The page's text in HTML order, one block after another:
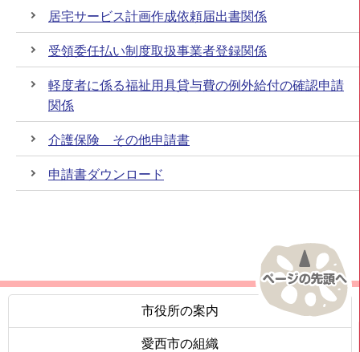
居宅サービス計画作成依頼届出書関係
受領委任払い制度取扱事業者登録関係
軽度者に係る福祉用具貸与費の例外給付の確認申請
関係
介護保険 その他申請書
申請書ダウンロード
市役所の案内
愛西市の組織